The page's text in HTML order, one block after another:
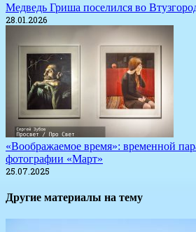
Медведь Гриша поселился во
28.01.2026
«Воображаемое время»: временной
фотографии «Март»
25.07.2025
Другие материалы на тему